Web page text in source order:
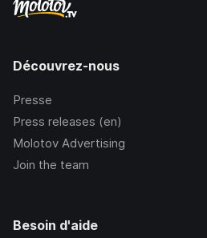
Découvrez-nous
Presse
Press releases (en)
Molotov Advertising
Join the team
Besoin d'aide